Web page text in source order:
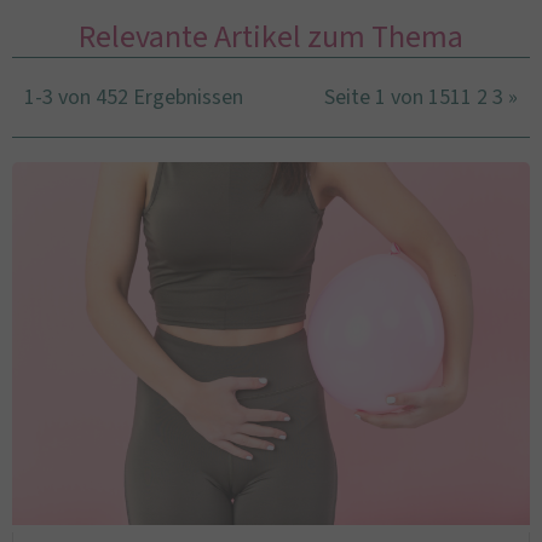
Relevante Artikel zum Thema
1-3 von 452 Ergebnissen Seite 1 von 1511 2 3 »